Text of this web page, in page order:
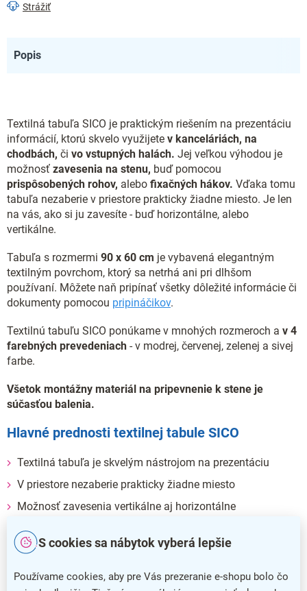
S cookies sa nábytok vyberá lepšie
Používame cookies, aby pre Vás prezeranie e-shopu bolo čo
Strážiť
Popis
Textilná tabuľa SICO je praktickým riešením na prezentáciu
informácií, ktorú skvelo využijete v kanceláriách, na
chodbách, či vo vstupných halách. Jej veľkou výhodou je
možnosť zavesenia na stenu, buď pomocou
prispôsobených rohov, alebo fixačných hákov. Vďaka tomu
tabuľa nezaberie v priestore prakticky žiadne miesto. Je len
na vás, ako si ju zavesíte - buď horizontálne, alebo
vertikálne.
Tabuľa s rozmermi 90 x 60 cm je vybavená elegantným
textilným povrchom, ktorý sa netrhá ani pri dlhšom
používaní. Môžete naň pripínať všetky dôležité informácie či
dokumenty pomocou pripináčikov.
Textilnú tabuľu SICO ponúkame v mnohých rozmeroch a v 4
farebných prevedeniach - v modrej, červenej, zelenej a sivej
farbe.
Všetok montážny materiál na pripevnenie k stene je
súčasťou balenia.
Hlavné prednosti textilnej tabule SICO
Textilná tabuľa je skvelým nástrojom na prezentáciu
V priestore nezaberie prakticky žiadne miesto
Možnosť zavesenia vertikálne aj horizontálne
Disponuje povrchom z odolného textilu
Potrebný montážny materiál je súčasťou balenia
Dodatočné parametre